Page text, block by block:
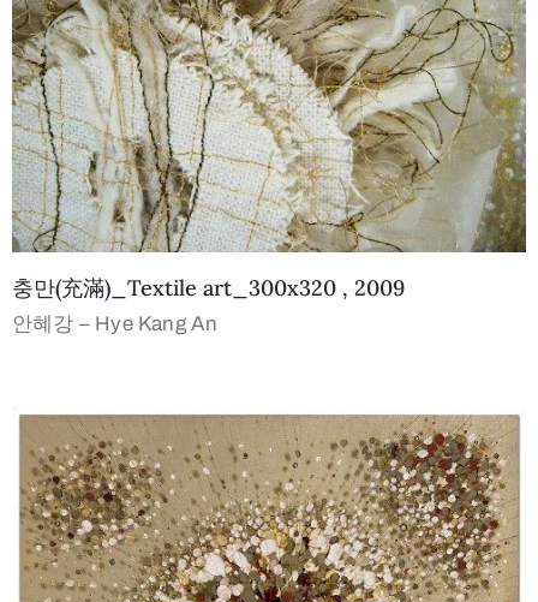
충만(充滿)_Textile art_300x320 , 2009
안혜강 – Hye Kang An